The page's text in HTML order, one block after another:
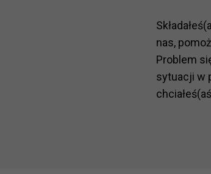
nas,
Problem
sytuacji w